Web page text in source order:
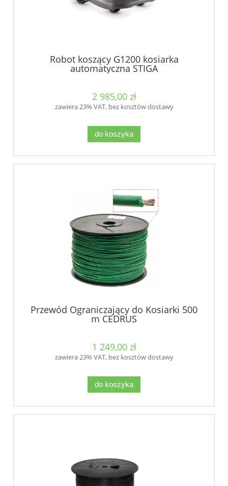
Robot koszący G1200 kosiarka
automatyczna STIGA
2 985,00 zł
zawiera 23% VAT, bez kosztów dostawy
do koszyka
Przewód Ograniczający do Kosiarki 500
m CEDRUS
1 249,00 zł
zawiera 23% VAT, bez kosztów dostawy
do koszyka